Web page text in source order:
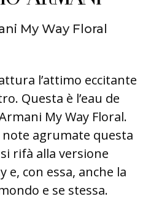
My Way Floral
l’attimo eccitante
Questa è l’eau de
My Way Floral.
note agrumate questa
rifà alla versione
e, con essa, anche la
e se stessa.